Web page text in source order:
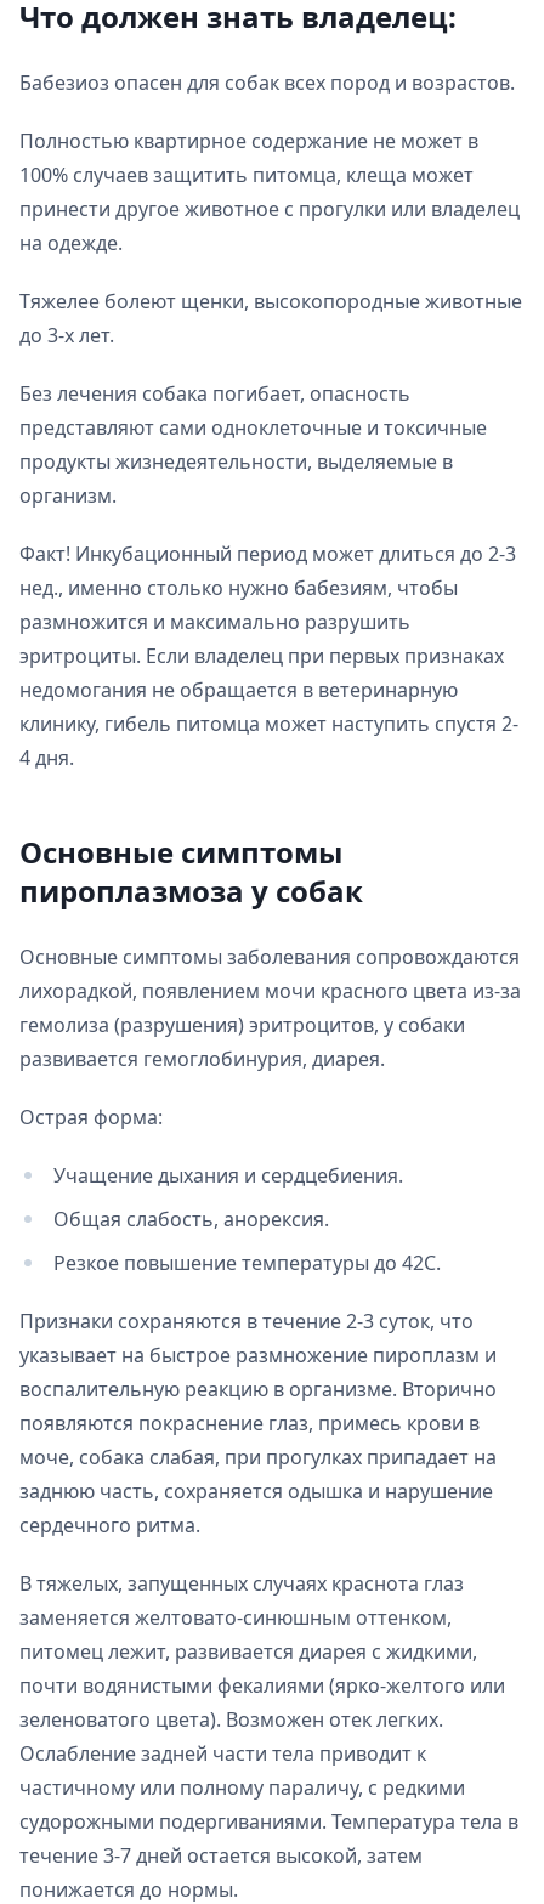
Что должен знать владелец:
Бабезиоз опасен для собак всех пород и возрастов.
Полностью квартирное содержание не может в
100% случаев защитить питомца, клеща может
принести другое животное с прогулки или владелец
на одежде.
Тяжелее болеют щенки, высокопородные животные
до 3-х лет.
Без лечения собака погибает, опасность
представляют сами одноклеточные и токсичные
продукты жизнедеятельности, выделяемые в
организм.
Факт! Инкубационный период может длиться до 2-3
нед., именно столько нужно бабезиям, чтобы
размножится и максимально разрушить
эритроциты. Если владелец при первых признаках
недомогания не обращается в ветеринарную
клинику, гибель питомца может наступить спустя 2-
4 дня.
Основные симптомы
пироплазмоза у собак
Основные симптомы заболевания сопровождаются
лихорадкой, появлением мочи красного цвета из-за
гемолиза (разрушения) эритроцитов, у собаки
развивается гемоглобинурия, диарея.
Острая форма:
Учащение дыхания и сердцебиения.
Общая слабость, анорексия.
Резкое повышение температуры до 42С.
Признаки сохраняются в течение 2-3 суток, что
указывает на быстрое размножение пироплазм и
воспалительную реакцию в организме. Вторично
появляются покраснение глаз, примесь крови в
моче, собака слабая, при прогулках припадает на
заднюю часть, сохраняется одышка и нарушение
сердечного ритма.
В тяжелых, запущенных случаях краснота глаз
заменяется желтовато-синюшным оттенком,
питомец лежит, развивается диарея с жидкими,
почти водянистыми фекалиями (ярко-желтого или
зеленоватого цвета). Возможен отек легких.
Ослабление задней части тела приводит к
частичному или полному параличу, с редкими
судорожными подергиваниями. Температура тела в
течение 3-7 дней остается высокой, затем
понижается до нормы.